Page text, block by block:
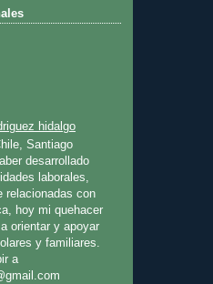
hidalgo
Santiago
desarrollado
laborales,
relacionadas con
hoy mi quehacer
orientar y apoyar
y familiares.
a